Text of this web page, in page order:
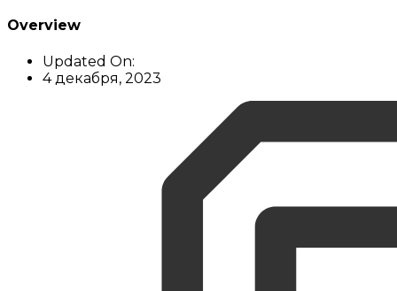
Overview
Updated On:
4 декабря, 2023